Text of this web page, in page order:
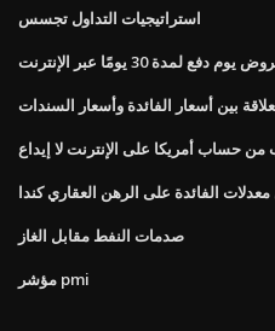
استراتيجيات التداول تجسس
يوم دفع لمدة 30 يومًا عبر الإنترنت
بين أسعار الفائدة وأسعار السندات
حساب أمريكا على الإنترنت لا إيداع
الفائدة على الرهن العقاري كندا
صدمات النفط مقابل الغاز
مؤشر pmi